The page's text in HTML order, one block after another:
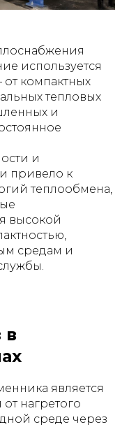
используется
компактных
тепловых
и
и
привело к
теплообмена,
высокой
средам и
в
является
нагретого
среде через